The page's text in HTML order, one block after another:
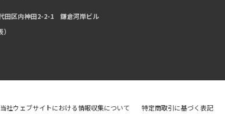
田区内神田2-2-1 鎌倉河岸ビル
当社ウェブサイトにおける情報収集について 特定商取引に基づく表記